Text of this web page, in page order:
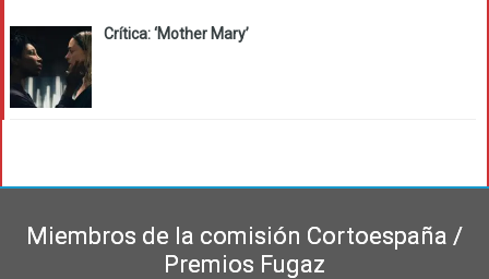
Crítica: ‘Mother Mary’
Miembros de la comisión Cortoespaña /
Premios Fugaz